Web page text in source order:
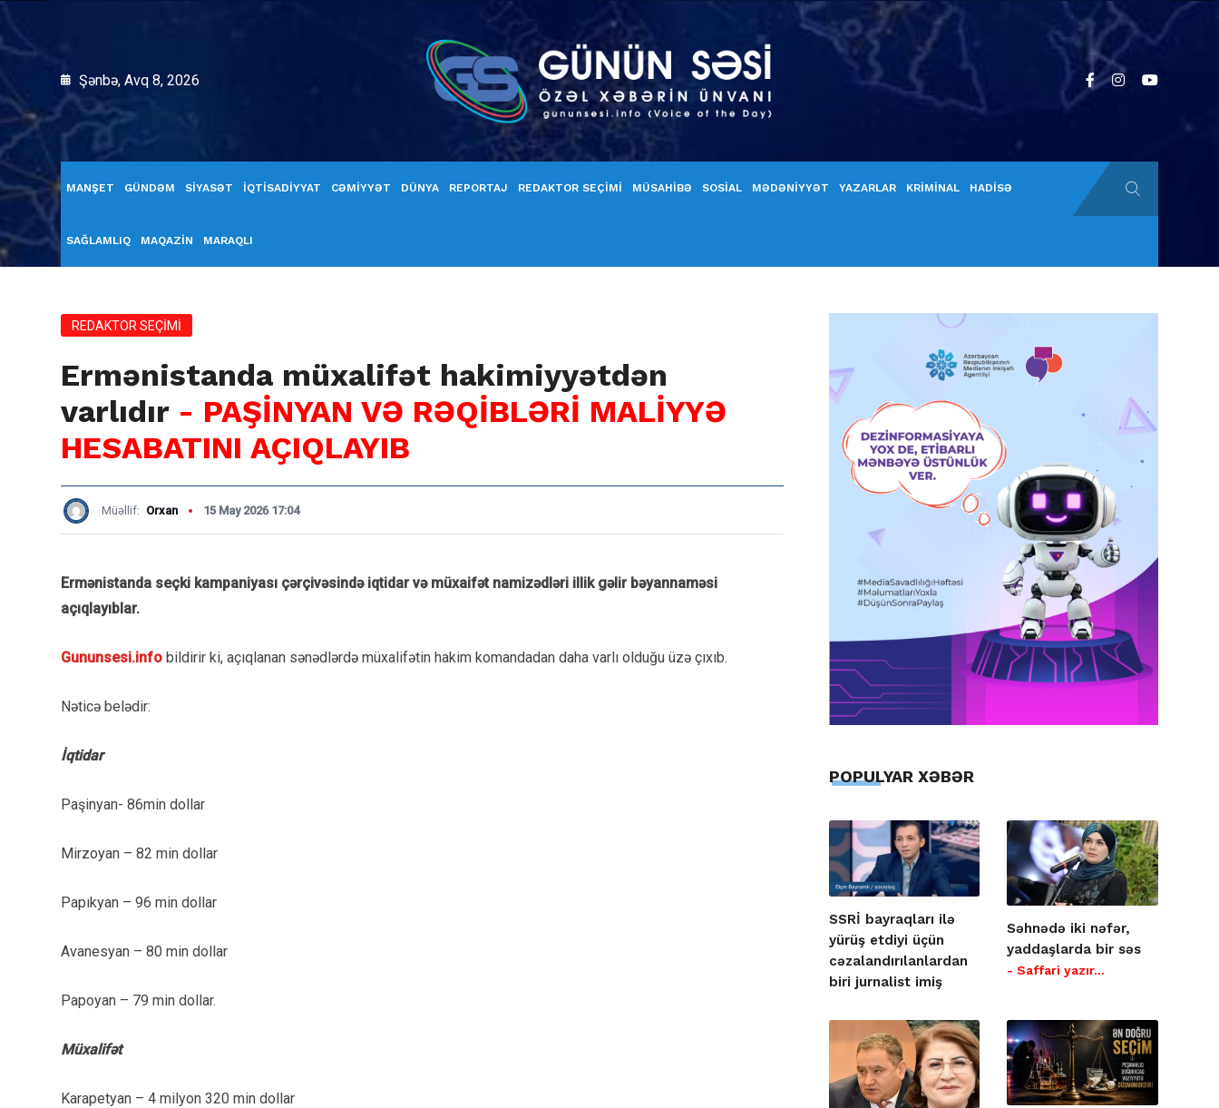
Şənbə, Avq 8, 2026
MANŞET GÜNDƏM SİYASƏT İQTİSADİYYAT CƏMİYYƏT DÜNYA REPORTAJ REDAKTOR SEÇİMİ MÜSAHİBƏ SOSİAL MƏDƏNİYYƏT YAZARLAR KRİMİNAL HADİSƏ
SAĞLAMLIQ MAQAZİN MARAQLI
REDAKTOR SEÇİMİ
Ermənistanda müxalifət hakimiyyətdən
varlıdır - PAŞİNYAN VƏ RƏQİBLƏRİ MALİYYƏ
HESABATINI AÇIQLAYIB
Müəllif: Orxan 15 May 2026 17:04
Ermənistanda seçki kampaniyası çərçivəsində iqtidar və müxaifət namizədləri illik gəlir bəyannaməsi
açıqlayıblar.
Gununsesi.info bildirir ki, açıqlanan sənədlərdə müxalifətin hakim komandadan daha varlı olduğu üzə çıxıb.
Nəticə belədir:
İqtidar
Paşinyan- 86min dollar
Mirzoyan – 82 min dollar
Papıkyan – 96 min dollar
Avanesyan – 80 min dollar
Papoyan – 79 min dollar.
Müxalifət
Karapetyan – 4 milyon 320 min dollar
POPULYAR XƏBƏR
SSRİ bayraqları ilə
yürüş etdiyi üçün
cəzalandırılanlardan
biri jurnalist imiş
Səhnədə iki nəfər,
yaddaşlarda bir səs
- Saffari yazır…